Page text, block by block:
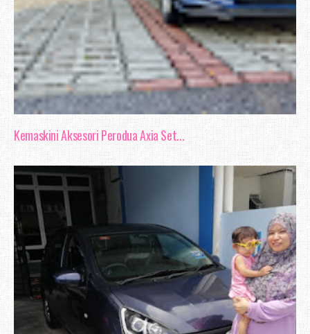
Kemaskini Aksesori Perodua Axia Set...